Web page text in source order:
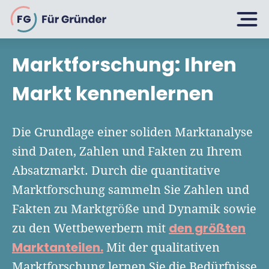
FG
Planen
Selbstständig machen
Über 500 Geschäftsideen
Bin ich ein Gründer?
Geschäftsmodell entwickeln
Businessplan schreiben
Businessplan-Vorlage & Muster
Gründen
Firma gründen: 10 Tipps
Rechtsform wählen
UG gründen
GmbH gründen
Wachsen
6 Tipps zum Start
Finanzieren
Marktforschung: Ihren
Markt kennenlernen
Die Grundlage einer soliden Marktanalyse
sind Daten, Zahlen und Fakten zu Ihrem
Absatzmarkt. Durch die quantitative
Marktforschung sammeln Sie Zahlen und
Fakten zu Marktgröße und Dynamik sowie
zu den Wettbewerbern mit den größten
Marktanteilen. Mit der qualitativen